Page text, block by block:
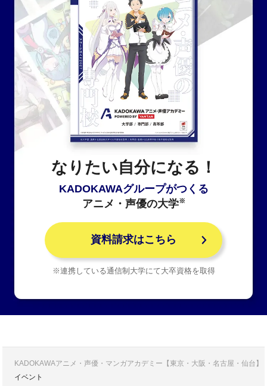
なりたい自分になる！
KADOKAWAグループがつくる
アニメ・声優の大学※
資料請求はこちら
※連携している通信制大学にて大卒資格を取得
KADOKAWAアニメ・声優・マンガアカデミー【東京・大阪・名古屋・仙台】
イベント